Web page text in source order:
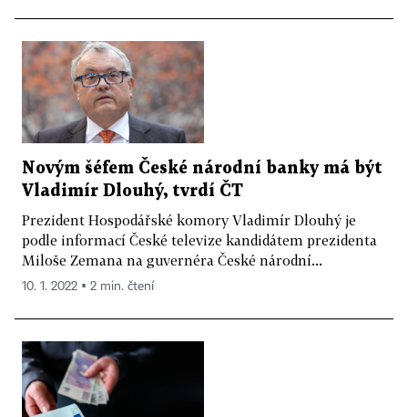
Novým šéfem České národní banky má být
Vladimír Dlouhý, tvrdí ČT
Prezident Hospodářské komory Vladimír Dlouhý je
podle informací České televize kandidátem prezidenta
Miloše Zemana na guvernéra České národní...
10. 1. 2022 ▪ 2 min. čtení